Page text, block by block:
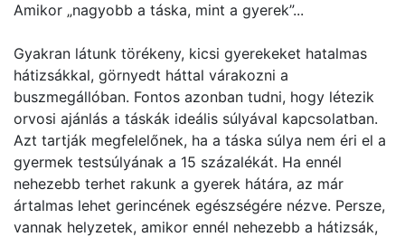
Amikor „nagyobb a táska, mint a gyerek”...
Gyakran látunk törékeny, kicsi gyerekeket hatalmas
hátizsákkal, görnyedt háttal várakozni a
buszmegállóban. Fontos azonban tudni, hogy létezik
orvosi ajánlás a táskák ideális súlyával kapcsolatban.
Azt tartják megfelelőnek, ha a táska súlya nem éri el a
gyermek testsúlyának a 15 százalékát. Ha ennél
nehezebb terhet rakunk a gyerek hátára, az már
ártalmas lehet gerincének egészségére nézve. Persze,
vannak helyzetek, amikor ennél nehezebb a hátizsák,